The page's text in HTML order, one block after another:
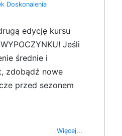
Doskonalenia
edycję kursu
Jeśli
średnie i
zdobądź nowe
przed sezonem
Więcej...